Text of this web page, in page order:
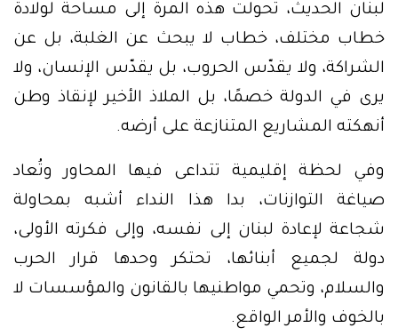
لبنان الحديث، تحولت هذه المرة إلى مساحة لولادة
خطاب مختلف، خطاب لا يبحث عن الغلبة، بل عن
الشراكة، ولا يقدّس الحروب، بل يقدّس الإنسان، ولا
يرى في الدولة خصمًا، بل الملاذ الأخير لإنقاذ وطن
أنهكته المشاريع المتنازعة على أرضه.
وفي لحظة إقليمية تتداعى فيها المحاور وتُعاد
صياغة التوازنات، بدا هذا النداء أشبه بمحاولة
شجاعة لإعادة لبنان إلى نفسه، وإلى فكرته الأولى،
دولة لجميع أبنائها، تحتكر وحدها قرار الحرب
والسلام، وتحمي مواطنيها بالقانون والمؤسسات لا
بالخوف والأمر الواقع.